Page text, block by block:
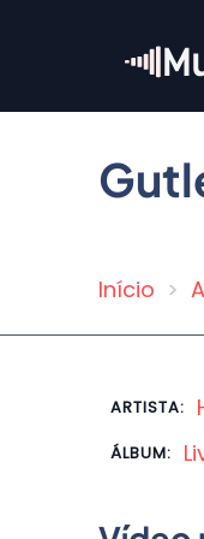
conteúdo
Trilha
Início
ARTISTA:
ÁLBUM: